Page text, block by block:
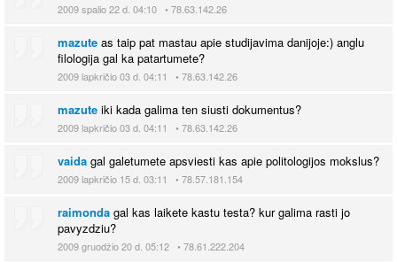
2009 spalio 22 d. 04:10 • 78.63.142.26
mazute as taip pat mastau apie studijavima danijoje:) anglu
filologija gal ka patartumete?
2009 lapkričio 03 d. 04:11 • 78.63.142.26
mazute iki kada galima ten siusti dokumentus?
2009 lapkričio 03 d. 04:11 • 78.63.142.26
vaida gal galetumete apsviesti kas apie politologijos mokslus?
2009 lapkričio 15 d. 03:11 • 78.57.181.154
raimonda gal kas laikete kastu testa? kur galima rasti jo
pavyzdziu?
2009 gruodžio 20 d. 05:12 • 78.61.222.204